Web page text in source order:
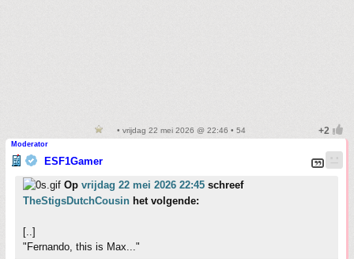
• vrijdag 22 mei 2026 @ 22:46 • 54
Moderator
ESF1Gamer
Op vrijdag 22 mei 2026 22:45 schreef
TheStigsDutchCousin het volgende:
[..]
"Fernando, this is Max..."